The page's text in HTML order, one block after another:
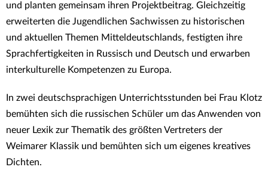
und planten gemeinsam ihren Projektbeitrag. Gleichzeitig
erweiterten die Jugendlichen Sachwissen zu historischen
und aktuellen Themen Mitteldeutschlands, festigten ihre
Sprachfertigkeiten in Russisch und Deutsch und erwarben
interkulturelle Kompetenzen zu Europa.
In zwei deutschsprachigen Unterrichtsstunden bei Frau Klotz
bemühten sich die russischen Schüler um das Anwenden von
neuer Lexik zur Thematik des größten Vertreters der
Weimarer Klassik und bemühten sich um eigenes kreatives
Dichten.